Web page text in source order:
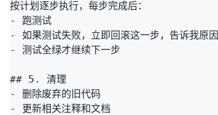
按计划逐步执行，每步完成后：
- 跑测试
- 如果测试失败，立即回滚这一步，告诉我原因
- 测试全绿才继续下一步
## 5. 清理
- 删除废弃的旧代码
- 更新相关注释和文档